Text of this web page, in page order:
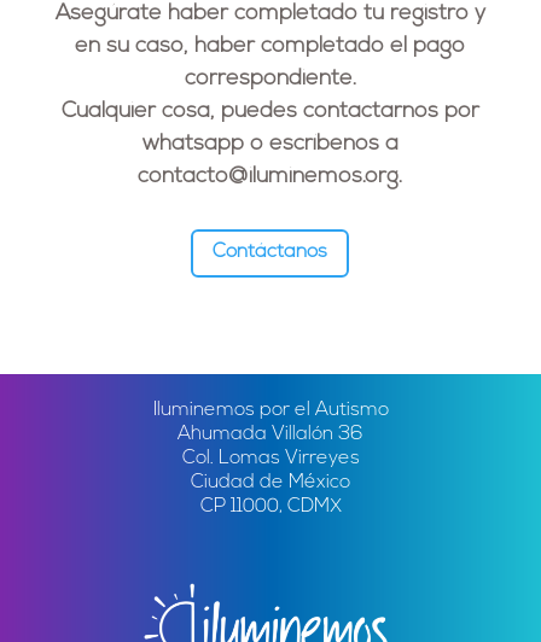
Asegúrate haber completado tu registro y
en su caso, haber completado el pago
correspondiente.
Cualquier cosa, puedes contactarnos por
whatsapp o escríbenos a
contacto@iluminemos.org.
Contáctanos
Iluminemos por el Autismo
Ahumada Villalón 36
Col. Lomas Virreyes
Ciudad de México
CP 11000, CDMX